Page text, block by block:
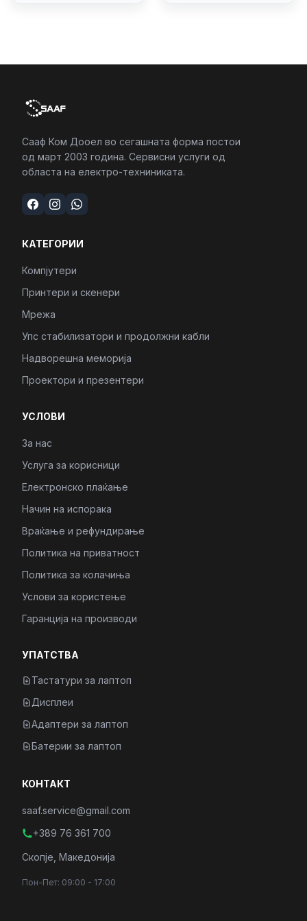
Сааф Ком Дооел во сегашната форма постои
од март 2003 година. Сервисни услуги од
областа на електро-техниниката.
КАТЕГОРИИ
Компјутери
Принтери и скенери
Мрежа
Упс стабилизатори и продолжни кабли
Надворешна меморија
Проектори и презентери
УСЛОВИ
За нас
Услуга за корисници
Електронско плаќање
Начин на испорака
Враќање и рефундирање
Политика на приватност
Политика за колачиња
Услови за користење
Гаранција на производи
УПАТСТВА
Тастатури за лаптоп
Дисплеи
Адаптери за лаптоп
Батерии за лаптоп
КОНТАКТ
saaf.service@gmail.com
+389 76 361 700
Скопје, Македонија
Пон-Пет: 09:00 - 17:00